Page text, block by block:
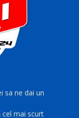
sa ne dai un
cel mai scurt